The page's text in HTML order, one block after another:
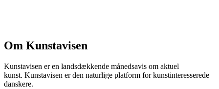
Om Kunstavisen
Kunstavisen er en landsdækkende månedsavis om aktuel
kunst. Kunstavisen er den naturlige platform for kunstinteresserede
danskere.